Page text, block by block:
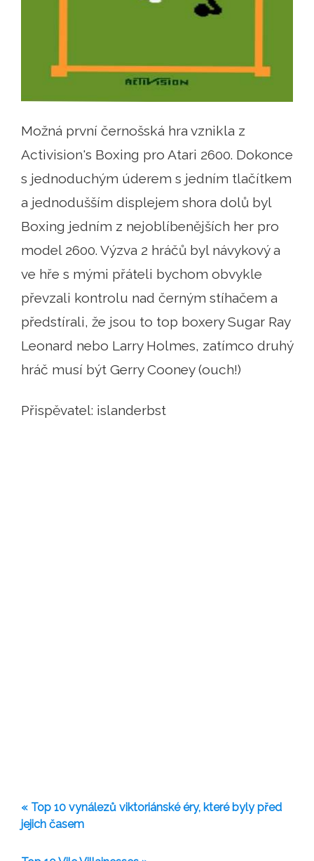
Možná první černošská hra vznikla z
Activision's Boxing pro Atari 2600. Dokonce
s jednoduchým úderem s jedním tlačítkem
a jednodušším displejem shora dolů byl
Boxing jedním z nejoblíbenějších her pro
model 2600. Výzva 2 hráčů byl návykový a
ve hře s mými přáteli bychom obvykle
převzali kontrolu nad černým stíhačem a
předstírali, že jsou to top boxery Sugar Ray
Leonard nebo Larry Holmes, zatímco druhý
hráč musí být Gerry Cooney (ouch!)
Přispěvatel: islanderbst
« Top 10 vynálezů viktoriánské éry, které byly před
jejich časem